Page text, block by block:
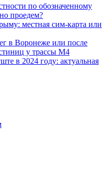
по обозначенному
проедем?
местная сим-карта или
в Воронеже или после
у трассы М4
в 2024 году: актуальная